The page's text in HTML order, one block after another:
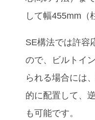
して幅455mm
SE構法では許容
ので、ビルトイ
られる場合には
的に配置して、
も可能です。